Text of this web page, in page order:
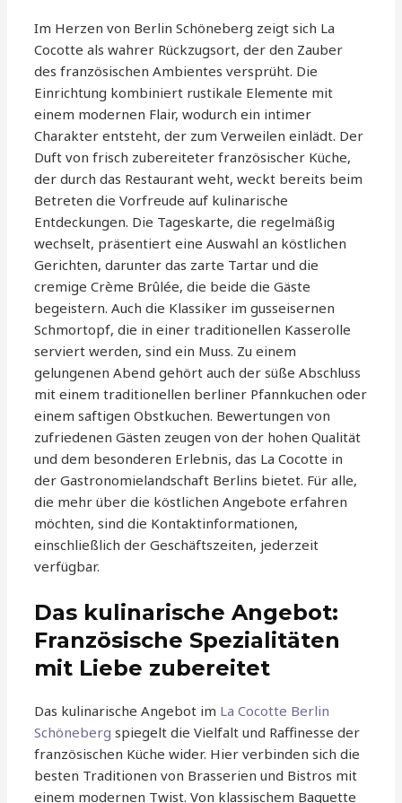
Im Herzen von Berlin Schöneberg zeigt sich La
Cocotte als wahrer Rückzugsort, der den Zauber
des französischen Ambientes versprüht. Die
Einrichtung kombiniert rustikale Elemente mit
einem modernen Flair, wodurch ein intimer
Charakter entsteht, der zum Verweilen einlädt. Der
Duft von frisch zubereiteter französischer Küche,
der durch das Restaurant weht, weckt bereits beim
Betreten die Vorfreude auf kulinarische
Entdeckungen. Die Tageskarte, die regelmäßig
wechselt, präsentiert eine Auswahl an köstlichen
Gerichten, darunter das zarte Tartar und die
cremige Crème Brûlée, die beide die Gäste
begeistern. Auch die Klassiker im gusseisernen
Schmortopf, die in einer traditionellen Kasserolle
serviert werden, sind ein Muss. Zu einem
gelungenen Abend gehört auch der süße Abschluss
mit einem traditionellen berliner Pfannkuchen oder
einem saftigen Obstkuchen. Bewertungen von
zufriedenen Gästen zeugen von der hohen Qualität
und dem besonderen Erlebnis, das La Cocotte in
der Gastronomielandschaft Berlins bietet. Für alle,
die mehr über die köstlichen Angebote erfahren
möchten, sind die Kontaktinformationen,
einschließlich der Geschäftszeiten, jederzeit
verfügbar.
Das kulinarische Angebot:
Französische Spezialitäten
mit Liebe zubereitet
Das kulinarische Angebot im La Cocotte Berlin
Schöneberg spiegelt die Vielfalt und Raffinesse der
französischen Küche wider. Hier verbinden sich die
besten Traditionen von Brasserien und Bistros mit
einem modernen Twist. Von klassischem Baguette